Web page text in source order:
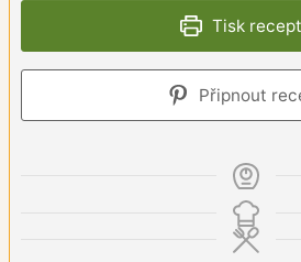
Tisk
Připnout